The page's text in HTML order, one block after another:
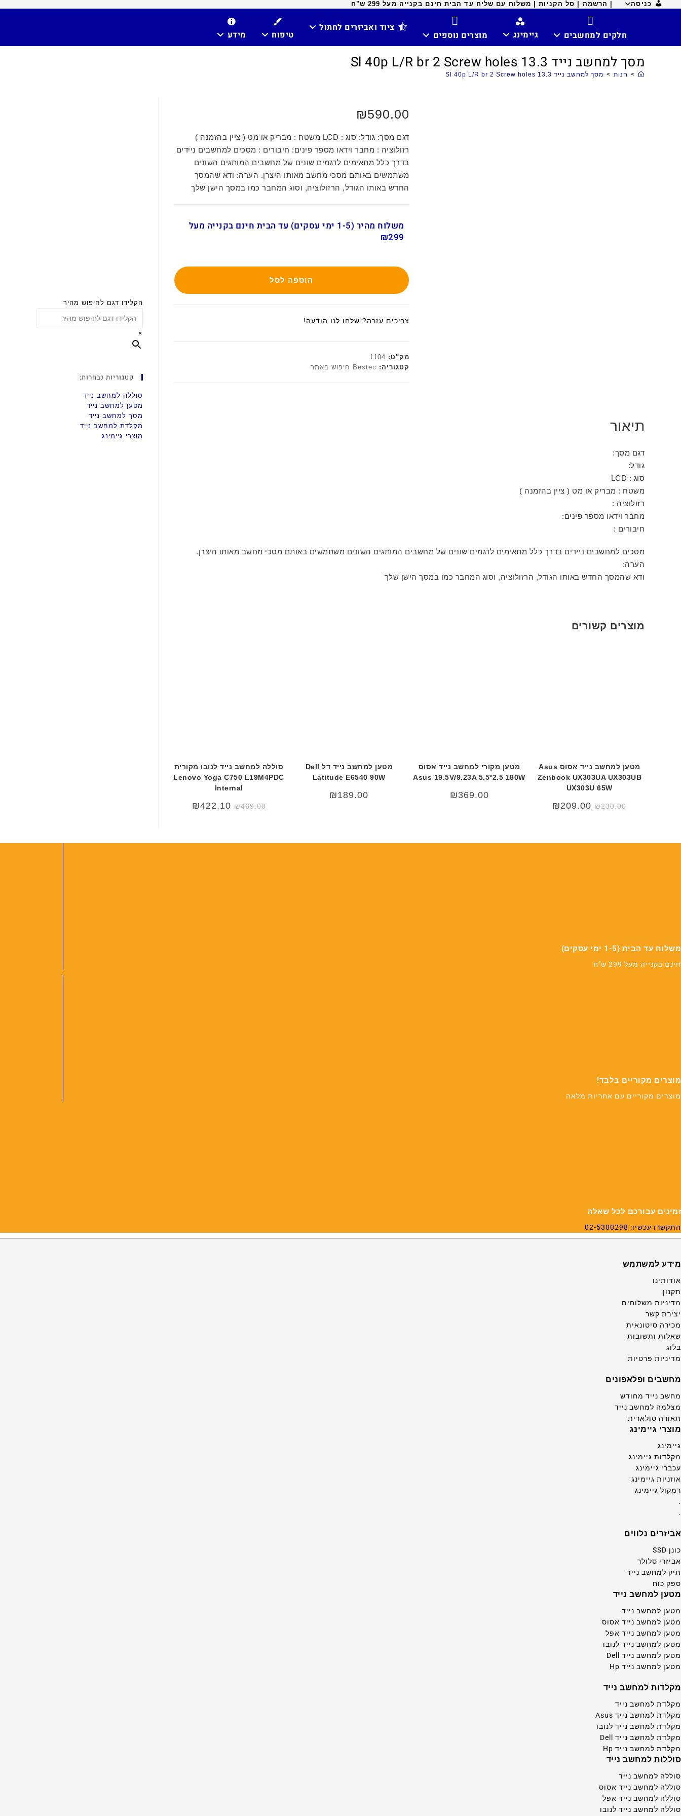
כניסה | הרשמה | סל הקניות | משלוח עם שליח עד הבית חינם בקנייה מעל 299 ש"ח
חלקים למחשבים גיימינג מוצרים נוספים
ציוד ואביזרים לחתול
טיפוח מידע
מסך למחשב נייד 13.3 Sl 40p L/R br 2 Screw holes
> חנות > מסך למחשב נייד 13.3 Sl 40p L/R br 2 Screw holes
₪590.00
דגם מסך: גודל: סוג : LCD משטח : מבריק או מט ( ציין בהזמנה )
רזולוציה : מחבר וידאו מספר פינים: חיבורים : מסכים למחשבים ניידים
בדרך כלל מתאימים לדגמים שונים של מחשבים המותגים השונים
משתמשים באותם מסכי מחשב מאותו היצרן. הערה: ודא שהמסך
החדש באותו הגודל, הרזולוציה, וסוג המחבר כמו במסך הישן שלך
משלוח מהיר (1-5 ימי עסקים) עד הבית חינם בקנייה מעל
₪299
הוספה לסל
צריכים עזרה? שלחו לנו הודעה!
מק"ט: 1104
קטגוריה: Bestec חיפוש באתר
תיאור
דגם מסך:
גודל:
סוג : LCD
משטח : מבריק או מט ( ציין בהזמנה )
רזולוציה :
מחבר וידאו מספר פינים:
חיבורים :
מסכים למחשבים ניידים בדרך כלל מתאימים לדגמים שונים של מחשבים המותגים השונים משתמשים באותם מסכי מחשב מאותו היצרן.
הערה:
ודא שהמסך החדש באותו הגודל, הרזולוציה, וסוג המחבר כמו במסך הישן שלך
מוצרים קשורים
מטען למחשב נייד אסוס Asus
Zenbook UX303UA UX303UB
UX303U 65W
₪230.00
המחיר
המקורי
₪209.00
המחיר
הנוכחי
מטען מקורי למחשב נייד אסוס
Asus 19.5V/9.23A 5.5*2.5 180W
₪369.00
מטען למחשב נייד דל Dell
Latitude E6540 90W
₪189.00
סוללה למחשב נייד לנובו מקורית
Lenovo Yoga C750 L19M4PDC
Internal
₪469.00
₪422.10
הקלידו דגם לחיפוש מהיר
×
קטגוריות נבחרות:
סוללה למחשב נייד
מטען למחשב נייד
מסך למחשב נייד
מקלדת למחשב נייד
מוצרי גיימינג
משלוח עד הבית (1-5 ימי עסקים)
חינם בקנייה מעל 299 ש"ח
מוצרים מקוריים בלבד!
מוצרים מקוריים עם אחריות מלאה
זמינים עבורכם לכל שאלה
התקשרו עכשיו: 02-5300298
מידע למשתמש
אודותינו
תקנון
מדיניות משלוחים
יצירת קשר
מכירה סיטונאית
שאלות ותשובות
בלוג
מדיניות פרטיות
מחשבים ופלאפונים
מחשב נייד מחודש
מצלמה למחשב נייד
תאורה סולארית
מוצרי גיימינג
גיימינג
מקלדות גיימינג
עכברי גיימינג
אוזניות גיימינג
רמקול גיימינג
.
.
אביזרים נלווים
כונן SSD
אביזרי סלולר
תיק למחשב נייד
ספק כוח
מטען למחשב נייד
מטען למחשב נייד
מטען למחשב נייד אסוס
מטען למחשב נייד אפל
מטען למחשב נייד לנובו
מטען למחשב נייד Dell
מטען למחשב נייד Hp
מקלדות למחשב נייד
מקלדת למחשב נייד
מקלדת למחשב נייד Asus
מקלדת למחשב נייד לנובו
מקלדת למחשב נייד Dell
מקלדת למחשב נייד Hp
סוללות למחשב נייד
סוללה למחשב נייד
סוללה למחשב נייד אסוס
סוללה למחשב נייד אפל
סוללה למחשב נייד לנובו